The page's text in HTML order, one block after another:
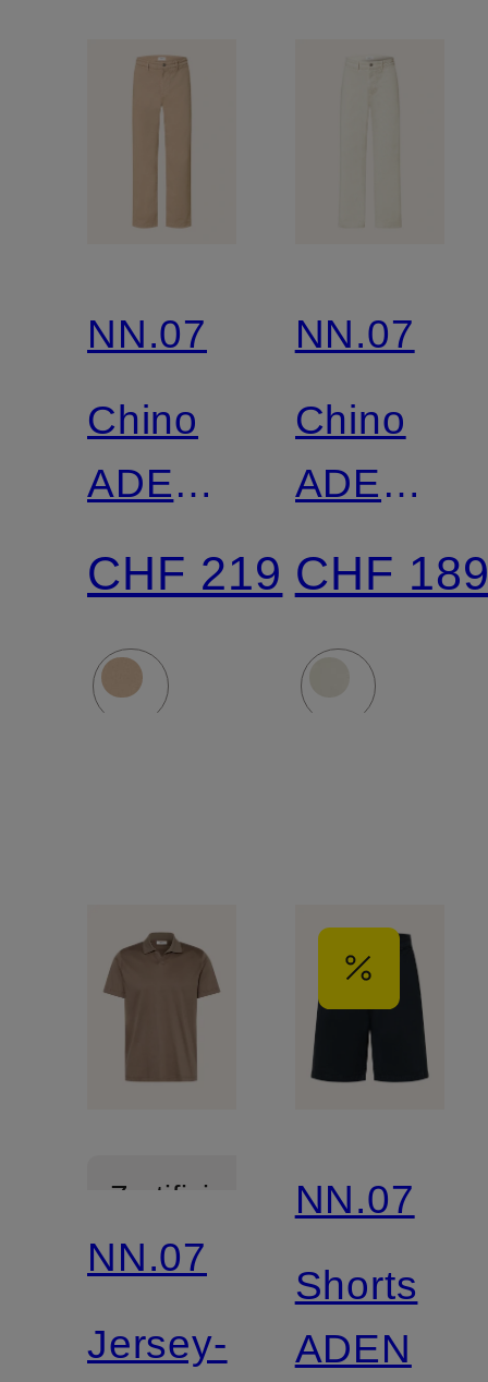
NN.07
Chino
ADEN
Regular
Fit
CHF 219
NN.07
Chino
ADEN
Regular
Fit
CHF
Zertifiziert
NN.07
Jersey-
NN.07
Shorts
ADEN